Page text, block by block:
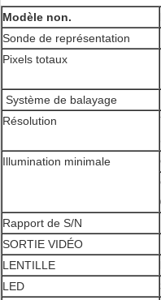
Modèle non.
Sonde de représentation
Pixels totaux
Système de balayage
Résolution
Illumination minimale
Rapport de S/N
SORTIE VIDÉO
LENTILLE
LED